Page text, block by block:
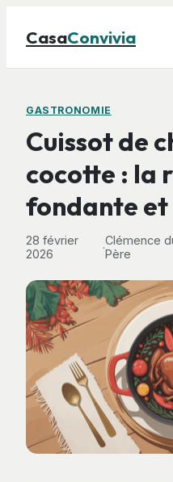
CasaConvivia
Maison
Bricolage
Gastronomie
GASTRONOMIE
Cuissot de
cocotte : la
fondante
28 février
2026
·Clémence
Père